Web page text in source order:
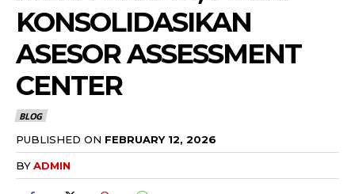
KONSOLIDASIKAN
ASESOR ASSESSMENT
CENTER
BLOG
PUBLISHED ON FEBRUARY 12, 2026
BYADMIN